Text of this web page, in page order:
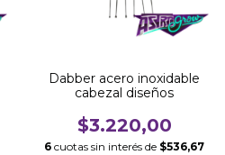
Dabber acero inoxidable
cabezal diseños
$3.220,00
6 cuotas sin interés de $536,67